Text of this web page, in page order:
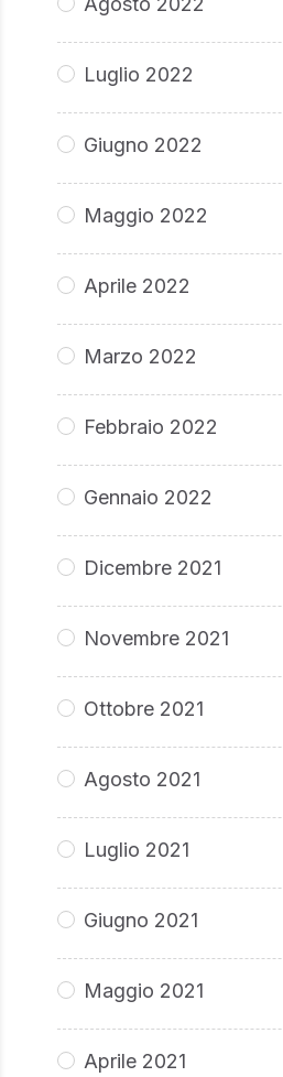
Luglio 2022
Giugno 2022
Maggio 2022
Aprile 2022
Marzo 2022
Febbraio 2022
Gennaio 2022
Dicembre 2021
Novembre 2021
Ottobre 2021
Agosto 2021
Luglio 2021
Giugno 2021
Maggio 2021
Aprile 2021